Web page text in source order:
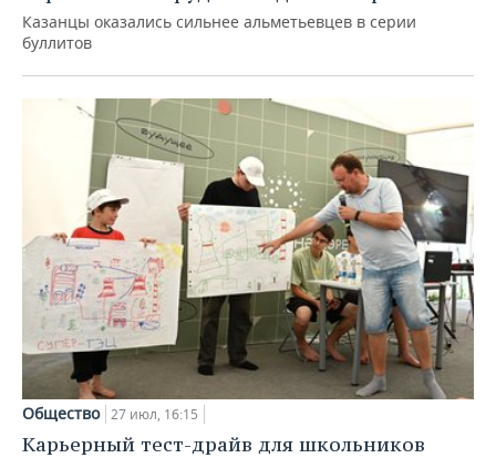
Казанцы оказались сильнее альметьевцев в серии
буллитов
Общество 27 июл, 16:15
Карьерный тест-драйв для школьников